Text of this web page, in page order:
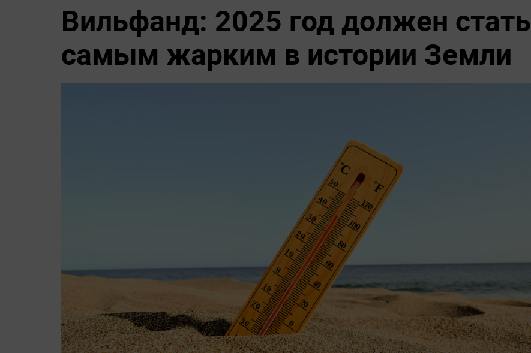
Вильфанд: 2025 год должен стать
самым жарким в истории Земли